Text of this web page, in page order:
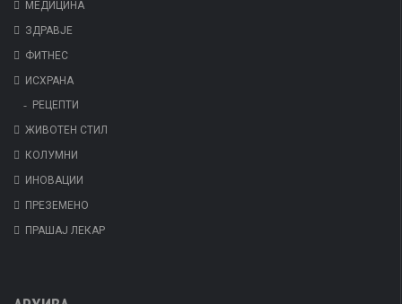
МЕДИЦИНА
ЗДРАВЈЕ
ФИТНЕС
ИСХРАНА
РЕЦЕПТИ
ЖИВОТЕН СТИЛ
КОЛУМНИ
ИНОВАЦИИ
ПРЕЗЕМЕНО
ПРАШАЈ ЛЕКАР